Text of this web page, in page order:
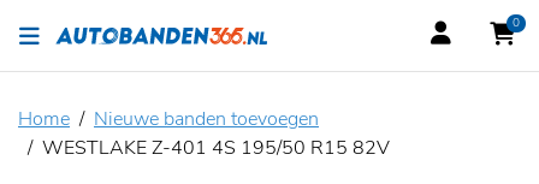
0
Home
Nieuwe banden toevoegen
WESTLAKE Z-401 4S 195/50 R15 82V